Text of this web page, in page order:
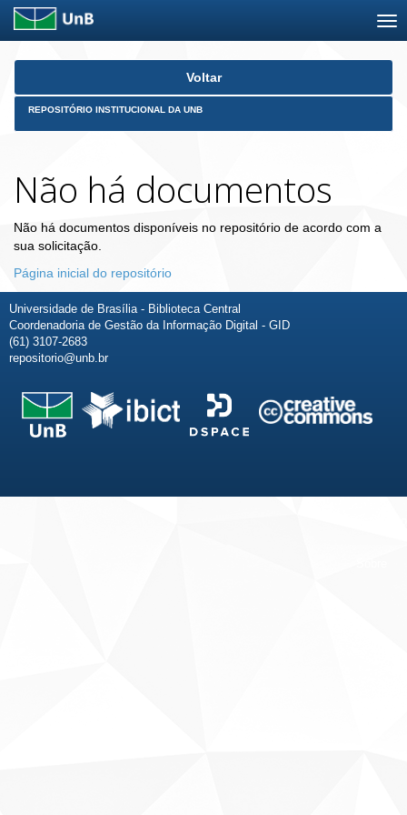
Skip
Voltar
REPOSITÓRIO INSTITUCIONAL DA UNB
Não há documentos
Não há documentos disponíveis no repositório de acordo com a
sua solicitação.
Página inicial do repositório
Universidade de Brasília - Biblioteca Central
Coordenadoria de Gestão da Informação Digital - GID
(61) 3107-2683
repositorio@unb.br